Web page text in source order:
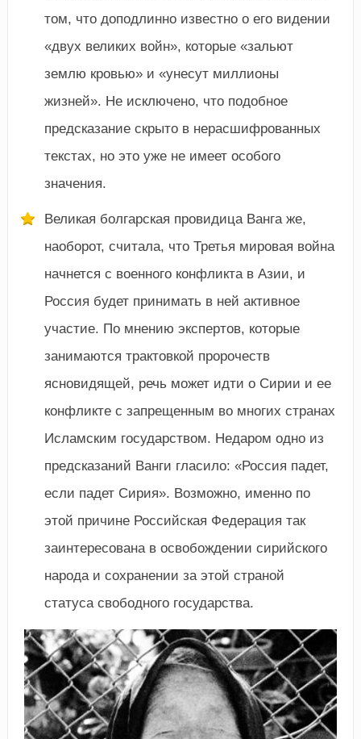
том, что доподлинно известно о его видении
«двух великих войн», которые «зальют
землю кровью» и «унесут миллионы
жизней». Не исключено, что подобное
предсказание скрыто в нерасшифрованных
текстах, но это уже не имеет особого
значения.
Великая болгарская провидица Ванга же,
наоборот, считала, что Третья мировая война
начнется с военного конфликта в Азии, и
Россия будет принимать в ней активное
участие. По мнению экспертов, которые
занимаются трактовкой пророчеств
ясновидящей, речь может идти о Сирии и ее
конфликте с запрещенным во многих странах
Исламским государством. Недаром одно из
предсказаний Ванги гласило: «Россия падет,
если падет Сирия». Возможно, именно по
этой причине Российская Федерация так
заинтересована в освобождении сирийского
народа и сохранении за этой страной
статуса свободного государства.